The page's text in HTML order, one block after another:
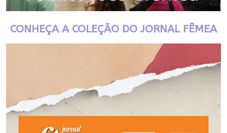
CONHEÇA A COLEÇÃO DO JORNAL FÊMEA